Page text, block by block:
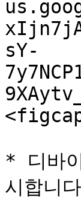
sY-
* 디바
시합니